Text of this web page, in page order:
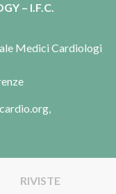
– I.F.C.
Medici Cardiologi
RIVISTE